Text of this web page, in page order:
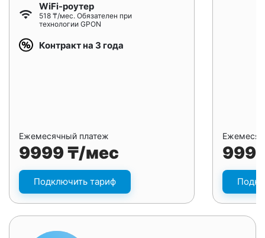
WiFi-роутер
518 ₸/мес. Обязателен при
технологии GPON
Контракт на 3 года
Ежемесячный платеж
9999 ₸/мес
Подключить тариф